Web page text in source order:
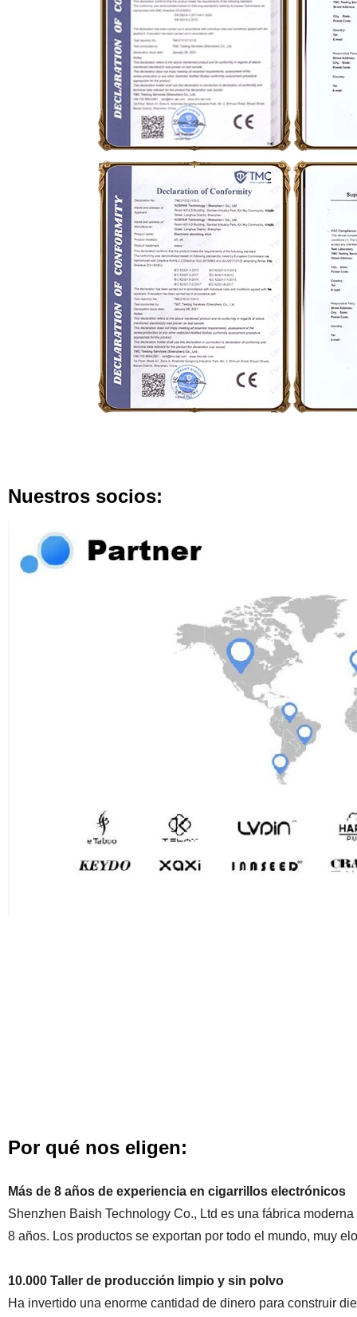
Nuestros socios:
Por qué nos eligen:
Más de 8 años de experiencia en cigarrillos electrónicos
Shenzhen Baish Technology Co., Ltd es una fábrica
8 años. Los productos se exportan por todo el mundo, muy
10.000 Taller de producción limpio y sin polvo
Ha invertido una enorme cantidad de dinero para construir